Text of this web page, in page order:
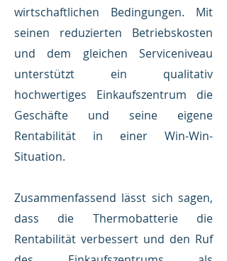
wirtschaftlichen Bedingungen. Mit
seinen reduzierten Betriebskosten
und dem gleichen Serviceniveau
unterstützt ein qualitativ
hochwertiges Einkaufszentrum die
Geschäfte und seine eigene
Rentabilität in einer Win-Win-
Situation.
Zusammenfassend lässt sich sagen,
dass die Thermobatterie die
Rentabilität verbessert und den Ruf